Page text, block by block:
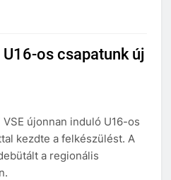
os csapatunk új
újonnan induló U16-os
kezdte a felkészülést. A
a regionális